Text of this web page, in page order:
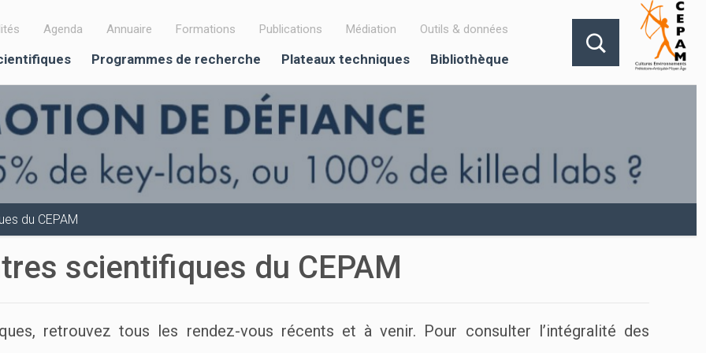
Agenda Annuaire Formations Publications Médiation Outils & données
Programmes de recherche Plateaux techniques Bibliothèque
du CEPAM
scientifiques du CEPAM
retrouvez tous les rendez-vous récents et à venir. Pour consulter l’intégralité des